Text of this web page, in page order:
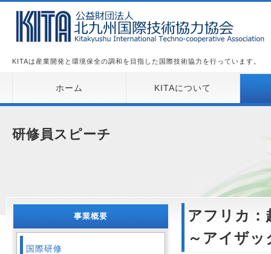
KITAは産業開発と環境保全の調和を目指した国際技術協力を行っています。
ホーム KITAについて
研修員スピーチ
アフリカ：
～アイザ
事業概要
国際研修